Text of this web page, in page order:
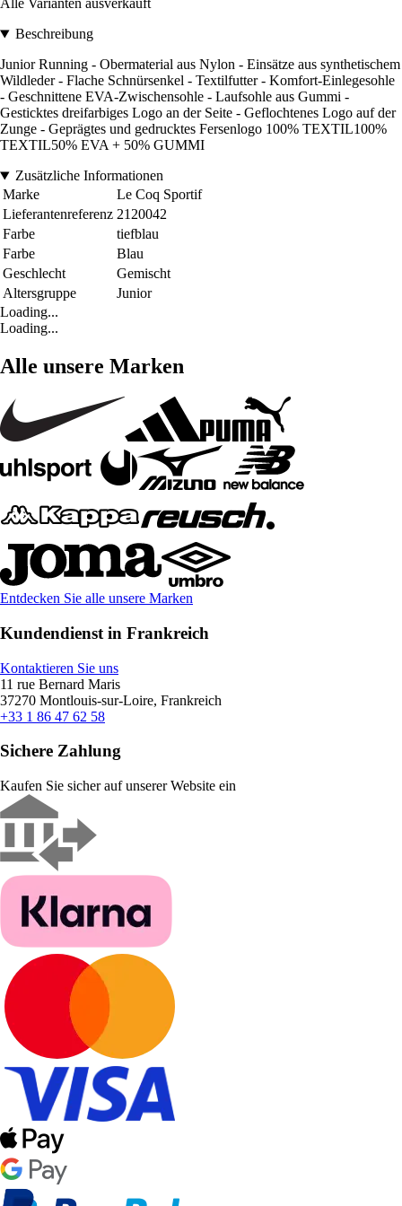
Alle Varianten ausverkauft
Beschreibung
Junior Running - Obermaterial aus Nylon - Einsätze aus synthetischem
Wildleder - Flache Schnürsenkel - Textilfutter - Komfort-Einlegesohle
- Geschnittene EVA-Zwischensohle - Laufsohle aus Gummi -
Gesticktes dreifarbiges Logo an der Seite - Geflochtenes Logo auf der
Zunge - Geprägtes und gedrucktes Fersenlogo 100% TEXTIL100%
TEXTIL50% EVA + 50% GUMMI
Zusätzliche Informationen
Marke
Le Coq Sportif
Lieferantenreferenz 2120042
Farbe
tiefblau
Farbe
Blau
Geschlecht
Gemischt
Altersgruppe
Junior
Loading...
Loading...
Alle unsere Marken
Entdecken Sie alle unsere Marken
Kundendienst in Frankreich
Kontaktieren Sie uns
11 rue Bernard Maris
37270 Montlouis-sur-Loire, Frankreich
+33 1 86 47 62 58
Sichere Zahlung
Kaufen Sie sicher auf unserer Website ein